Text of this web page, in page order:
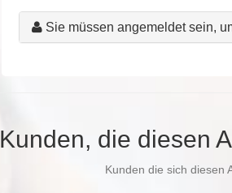
Sie müssen angemeldet sein,
Kunden, die diesen
Kunden die sich diesen